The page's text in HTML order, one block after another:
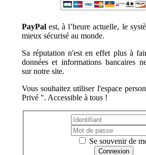
PayPalest, à l’heure actuelle, le
mieux sécurisé au monde.
Sa réputation n'est en effet plus à
données et informations bancaires
sur notre site.
Vous souhaitez utiliser l'espace
Privé ". Accessible à tous !
Se souvenir de